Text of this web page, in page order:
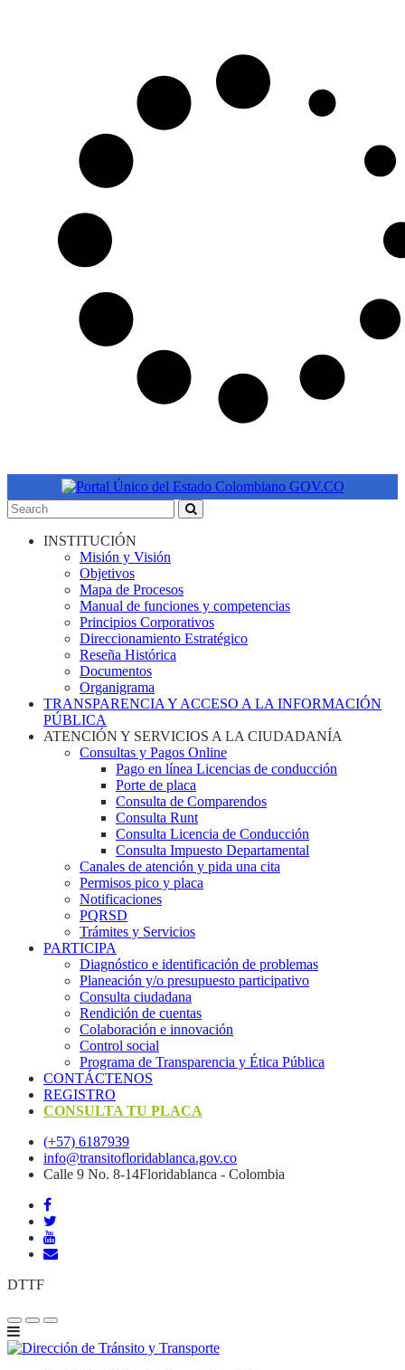
INSTITUCIÓN
Misión y Visión
Objetivos
Mapa de Procesos
Manual de funciones y competencias
Principios Corporativos
Direccionamiento Estratégico
Reseña Histórica
Documentos
Organigrama
TRANSPARENCIA Y ACCESO A LA INFORMACIÓN
PÚBLICA
ATENCIÓN Y SERVICIOS A LA CIUDADANÍA
Consultas y Pagos Online
Pago en línea Licencias de conducción
Porte de placa
Consulta de Comparendos
Consulta Runt
Consulta Licencia de Conducción
Consulta Impuesto Departamental
Canales de atención y pida una cita
Permisos pico y placa
Notificaciones
PQRSD
Trámites y Servicios
PARTICIPA
Diagnóstico e identificación de problemas
Planeación y/o presupuesto participativo​
Consulta ciudadana
Rendición de cuentas
Colaboración e innovación
Control social
Programa de Transparencia y Ética Pública
CONTÁCTENOS
REGISTRO
CONSULTA TU PLACA
(+57) 6187939
info@transitofloridablanca.gov.co
Calle 9 No. 8-14Floridablanca - Colombia
DTTF